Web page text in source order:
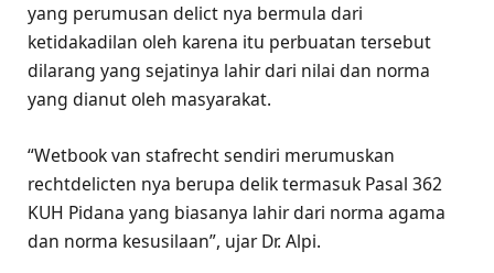
yang perumusan delict nya bermula dari
ketidakadilan oleh karena itu perbuatan tersebut
dilarang yang sejatinya lahir dari nilai dan norma
yang dianut oleh masyarakat.
“Wetbook van stafrecht sendiri merumuskan
rechtdelicten nya berupa delik termasuk Pasal 362
KUH Pidana yang biasanya lahir dari norma agama
dan norma kesusilaan”, ujar Dr. Alpi.